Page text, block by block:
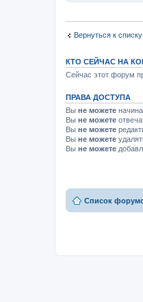
Вернуться к
КТО СЕЙЧАС НА
Сейчас этот форум
ПРАВА ДОСТУПА
Вы не можете
Вы не можете
Вы не можете
Вы не можете
Вы не можете
Список